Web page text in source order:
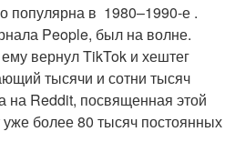
популярна в 1980–1990-е .
People, был на волне.
вернул TikTok и хештег
тысячи и сотни тысяч
на Reddit, посвященная этой
более 80 тысяч постоянных